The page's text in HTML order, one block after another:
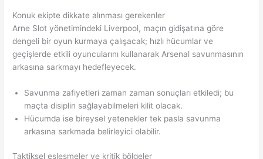
Konuk ekipte dikkate alınması gerekenler
Arne Slot yönetimindeki Liverpool, maçın gidişatına göre
dengeli bir oyun kurmaya çalışacak; hızlı hücumlar ve
geçişlerde etkili oyuncularını kullanarak Arsenal savunmasının
arkasına sarkmayı hedefleyecek.
Savunma zafiyetleri zaman zaman sonuçları etkiledi; bu
maçta disiplin sağlayabilmeleri kilit olacak.
Hücumda ise bireysel yetenekler tek pasla savunma
arkasına sarkmada belirleyici olabilir.
Taktiksel eşleşmeler ve kritik bölgeler